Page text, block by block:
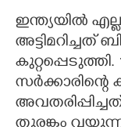
ഇന്ത്യയിൽ